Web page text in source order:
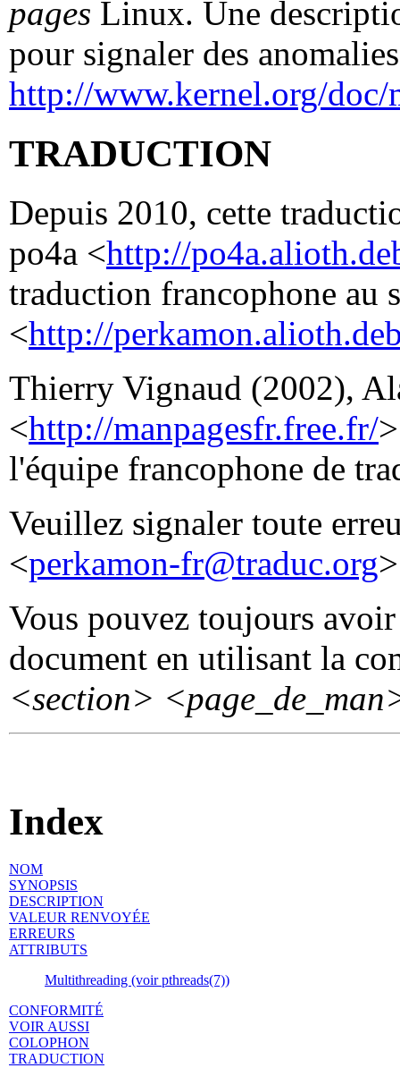
pages Linux. Une
pour signaler des
http://www.kernel.org/doc/
TRADUCTION
Depuis 2010, cette
po4a <http://
traduction francophone au
<http://
Thierry Vignaud (2002),
<http://manpagesfr.free.fr/
l'équipe francophone de
Veuillez signaler toute
<perkamon-fr@traduc.org
Vous pouvez toujours
document en utilisant la
<section>
Index
NOM
SYNOPSIS
DESCRIPTION
VALEUR RENVOYÉE
ERREURS
ATTRIBUTS
Multithreading (voir pthreads(7))
CONFORMITÉ
VOIR AUSSI
COLOPHON
TRADUCTION